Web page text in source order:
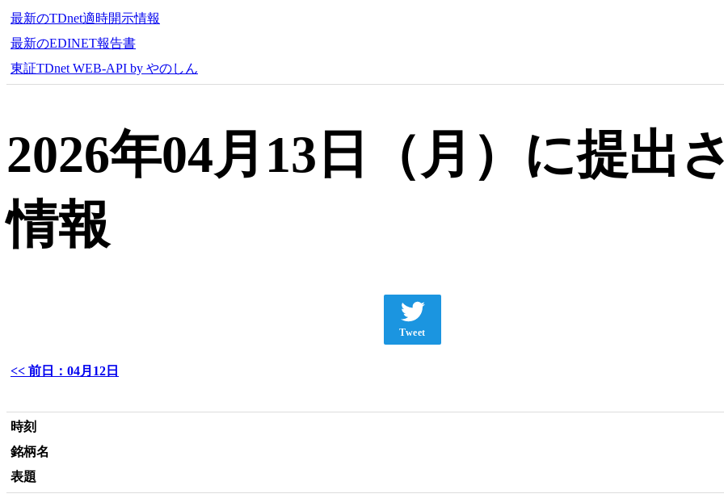
最新のTDnet適時開示情報
最新のEDINET報告書
東証TDnet WEB-API by やのしん
2026年04月13日（月）に提出
情報
Tweet
<< 前日：04月12日
時刻
銘柄名
表題